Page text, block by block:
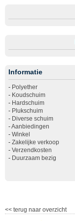
Informatie
- Polyether
- Koudschuim
- Hardschuim
- Plukschuim
- Diverse schuim
-Aanbiedingen
- Winkel
- Zakelijke verkoop
- Verzendkosten
- Duurzaam bezig
<< terug naar overzicht